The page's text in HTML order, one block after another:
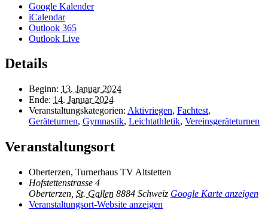
Google Kalender
iCalendar
Outlook 365
Outlook Live
Details
Beginn: 13. Januar 2024
Ende: 14. Januar 2024
Veranstaltungskategorien: Aktivriegen, Fachtest,
Geräteturnen, Gymnastik, Leichtathletik, Vereinsgeräteturnen
Veranstaltungsort
Oberterzen, Turnerhaus TV Altstetten
Hofstettenstrasse 4
Oberterzen St. Gallen 8884 Schweiz Google Karte anzeigen
Veranstaltungsort-Website anzeigen